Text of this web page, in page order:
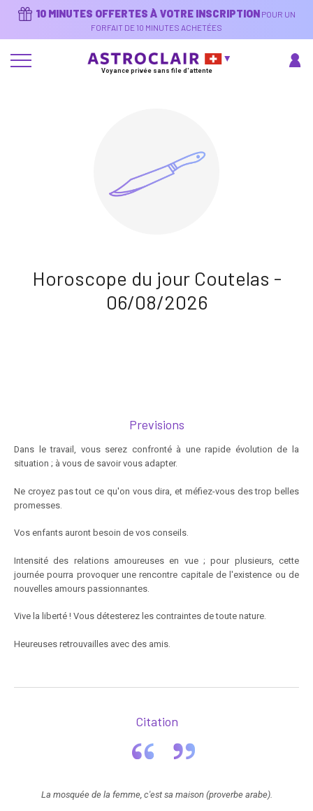
10 MINUTES OFFERTES À VOTRE INSCRIPTION POUR UN
FORFAIT DE 10 MINUTES ACHETÉES
Voyance privée sans file d'attente
Horoscope du jour Coutelas -
06/08/2026
Previsions
Dans le travail, vous serez confronté à une rapide évolution de la
situation ; à vous de savoir vous adapter.
Ne croyez pas tout ce qu'on vous dira, et méfiez-vous des trop belles
promesses.
Vos enfants auront besoin de vos conseils.
Intensité des relations amoureuses en vue ; pour plusieurs, cette
journée pourra provoquer une rencontre capitale de l'existence ou de
nouvelles amours passionnantes.
Vive la liberté ! Vous détesterez les contraintes de toute nature.
Heureuses retrouvailles avec des amis.
Citation
La mosquée de la femme, c'est sa maison (proverbe arabe).